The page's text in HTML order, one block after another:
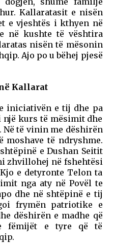
Kallaratasit e nisën
e vjeshtës i kthyen në
në kushte të vështira
nisën të mësonin
Ajo po u bëhej pjesë
Kallarat
iniciativën e tij dhe pa
një kurs të mësimit dhe
të vinin me dëshirën
moshave të ndryshme.
e Dushan Seitit
zhvillohej në fshehtësi
e detyronte Telon ta
nga aty në Povël te
dhe në shtëpinë e tij
frymën patriotike e
dëshirën e madhe që
fëmijët e tyre që të